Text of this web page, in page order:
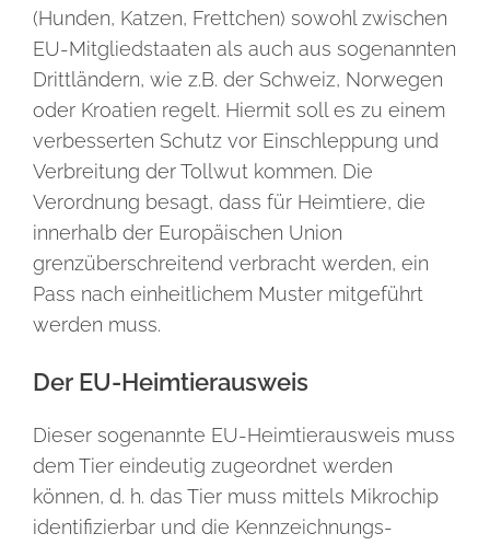
(Hunden, Katzen, Frettchen) sowohl zwischen
EU-Mitgliedstaaten als auch aus sogenannten
Drittländern, wie z.B. der Schweiz, Norwegen
oder Kroatien regelt. Hiermit soll es zu einem
verbesserten Schutz vor Einschleppung und
Verbreitung der Tollwut kommen. Die
Verordnung besagt, dass für Heimtiere, die
innerhalb der Europäischen Union
grenzüberschreitend verbracht werden, ein
Pass nach einheitlichem Muster mitgeführt
werden muss.
Der EU-Heimtierausweis
Dieser sogenannte EU-Heimtierausweis muss
dem Tier eindeutig zugeordnet werden
können, d. h. das Tier muss mittels Mikrochip
identifizierbar und die Kennzeichnungs-